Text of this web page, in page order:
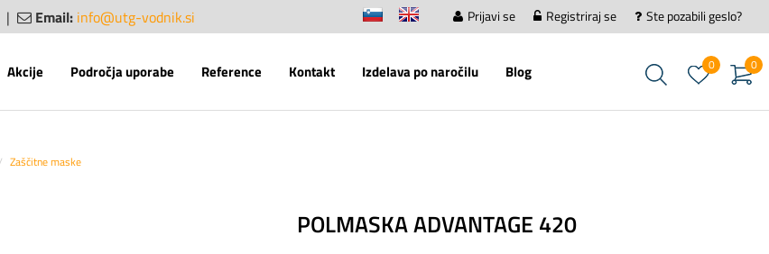
| Email: info@utg-vodnik.si Prijavi se Registriraj se Ste pozabili geslo?
Akcije Področja uporabe Reference Kontakt Izdelava po naročilu Blog 0
0
Zaščitne maske
POLMASKA ADVANTAGE 420